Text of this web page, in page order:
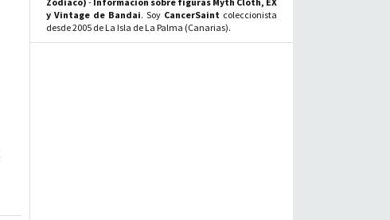
y Vintage de Bandai. Soy CancerSaint coleccionista
desde 2005 de La Isla de La Palma (Canarias).